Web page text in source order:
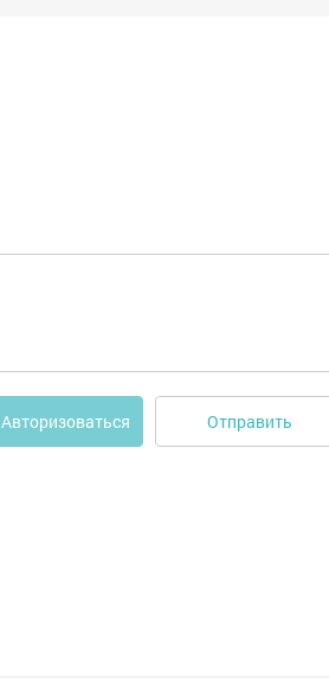
Авторизоваться Отправить